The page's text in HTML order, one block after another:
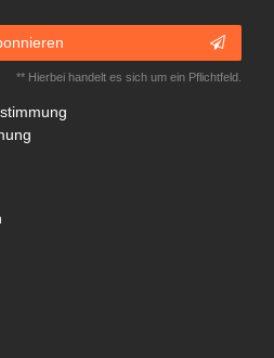
** Hierbei handelt es sich um ein Pflichtfeld.